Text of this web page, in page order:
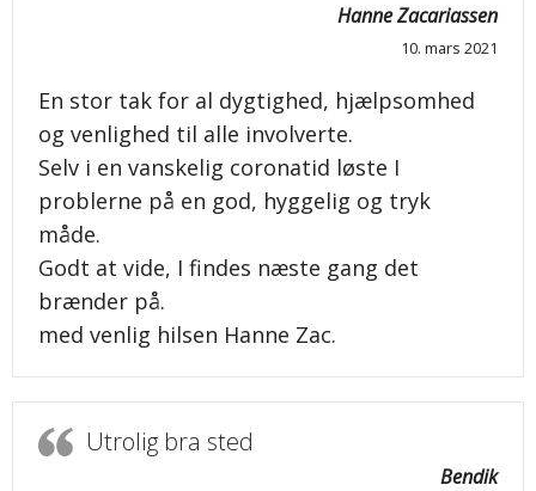
Hanne Zacariassen
10. mars 2021
En stor tak for al dygtighed, hjælpsomhed
og venlighed til alle involverte.
Selv i en vanskelig coronatid løste I
problerne på en god, hyggelig og tryk
måde.
Godt at vide, I findes næste gang det
brænder på.
med venlig hilsen Hanne Zac.
Utrolig bra sted
Bendik